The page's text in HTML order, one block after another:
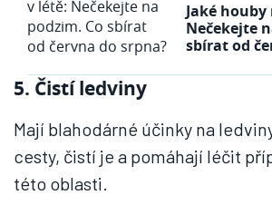
Jaké
Nečekejte
sbírat od
5. Čistí ledviny
Mají blahodárné účinky na
cesty, čistí je a pomáhají léčit
této oblasti.